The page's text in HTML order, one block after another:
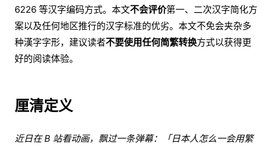
6226 等汉字编码方式。本文不会评价第一、二次汉字简化方
案以及任何地区推行的汉字标准的优劣。本文不免会夹杂多
种漢字字形，建议读者不要使用任何简繁转换方式以获得更
好的阅读体验。
厘清定义
近日在 B 站看动画，飘过一条弹幕：「日本人怎么一会用繁